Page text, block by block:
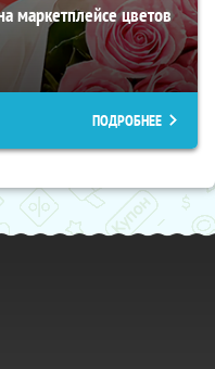
маркетплейсе цветов
ПОДРОБНЕЕ